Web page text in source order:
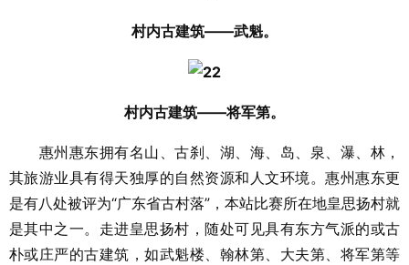
村内古建筑——武魁。
村内古建筑——将军第。
惠州惠东拥有名山、古刹、湖、海、岛、泉、瀑、林，
其旅游业具有得天独厚的自然资源和人文环境。惠州惠东更
是有八处被评为“广东省古村落”，本站比赛所在地皇思扬村就
是其中之一。走进皇思扬村，随处可见具有东方气派的或古
朴或庄严的古建筑，如武魁楼、翰林第、大夫第、将军第等